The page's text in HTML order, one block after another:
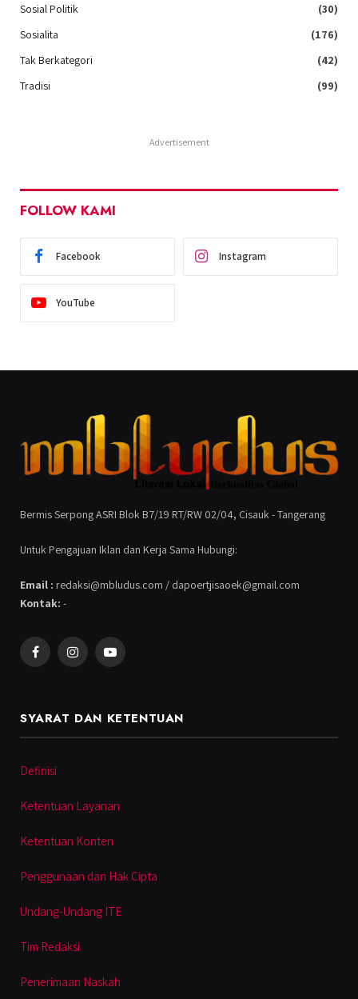
Sosial Politik
(30)
Sosialita
(176)
Tak Berkategori
(42)
Tradisi
(99)
Advertisement
FOLLOW KAMI
Facebook Instagram
YouTube
Bermis Serpong ASRI Blok B7/19 RT/RW 02/04, Cisauk - Tangerang
Untuk Pengajuan Iklan dan Kerja Sama Hubungi:
Email : redaksi@mbludus.com / dapoertjisaoek@gmail.com
Kontak: -
FacebookInstagramYouTube
SYARAT DAN KETENTUAN
Definisi
Ketentuan Layanan
Ketentuan Konten
Penggunaan dan Hak Cipta
Undang-Undang ITE
Tim Redaksi
Penerimaan Naskah